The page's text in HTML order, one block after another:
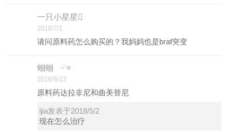
一只小星星
2018/7/1
请问原料药怎么购买的？我妈妈也是braf突变
蝈蝈
2018/6/13
原料药达拉非尼和曲美替尼
ljia发表于2018/5/2
现在怎么治疗